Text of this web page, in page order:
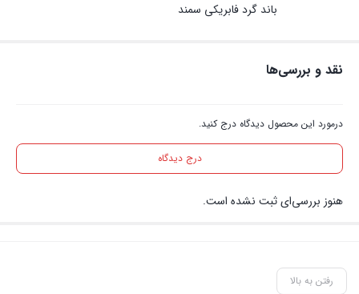
باند گرد فابریکی سمند
نقد و بررسی‌ها
درمورد این محصول دیدگاه درج کنید.
درج دیدگاه
هنوز بررسی‌ای ثبت نشده است.
رفتن به بالا